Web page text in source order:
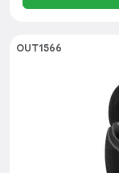
OUT1566